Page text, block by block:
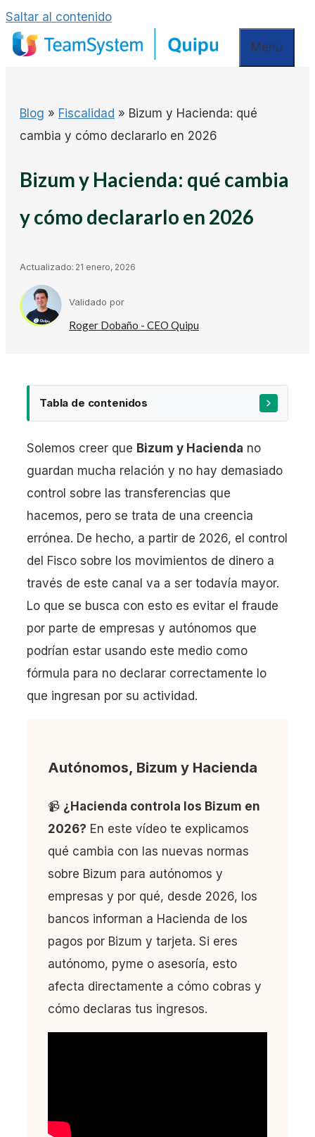
Saltar al contenido
Menú
Blog » Fiscalidad » Bizum y Hacienda: qué
cambia y cómo declararlo en 2026
Bizum y Hacienda: qué cambia
y cómo declararlo en 2026
Actualizado: 21 enero, 2026
Validado por
Roger Dobaño - CEO Quipu
Tabla de contenidos
¿Aplican los 10.000 € anuales entre particulares?
Fin del umbral de 3.000 € y control de
transferencias
Empresas y autónomos: acceso mensual de la
AEAT a operaciones
Señales de riesgo: patrones no habituales y
recurrencia
(>120.000 €)
Conceptos claros en el Bizum y separar cuentas
RD 253/2025?
Solemos creer que Bizum y Hacienda no
guardan mucha relación y no hay demasiado
control sobre las transferencias que
hacemos, pero se trata de una creencia
errónea. De hecho, a partir de 2026, el control
del Fisco sobre los movimientos de dinero a
través de este canal va a ser todavía mayor.
Lo que se busca con esto es evitar el fraude
por parte de empresas y autónomos que
podrían estar usando este medio como
fórmula para no declarar correctamente lo
que ingresan por su actividad.
Autónomos, Bizum y Hacienda
📹 ¿Hacienda controla los Bizum en
2026? En este vídeo te explicamos
qué cambia con las nuevas normas
sobre Bizum para autónomos y
empresas y por qué, desde 2026, los
bancos informan a Hacienda de los
pagos por Bizum y tarjeta. Si eres
autónomo, pyme o asesoría, esto
afecta directamente a cómo cobras y
cómo declaras tus ingresos.